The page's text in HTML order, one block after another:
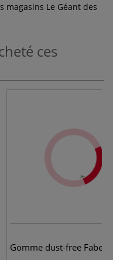
magasins Le Géant des
ces
Gomme dust-free Faber